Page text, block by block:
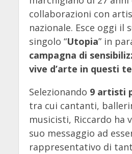
collaborazioni con
nazionale. Esce oggi il
singolo “Utopia” in
campagna di
vive d’arte in questi
Selezionando 9 artisti
tra cui cantanti,
musicisti, Riccardo ha
suo messaggio ad
rappresentativo di